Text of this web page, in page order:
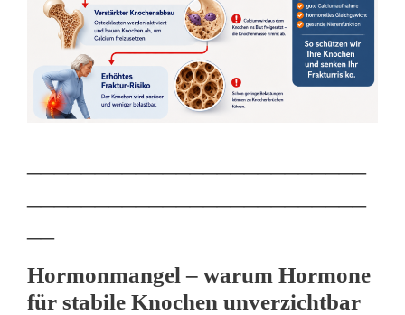
Hormonmangel – warum Hormone
für stabile Knochen unverzichtbar